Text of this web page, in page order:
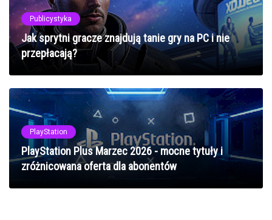
Publicystyka
Jak sprytni gracze znajdują tanie gry na PC i nie
przepłacają?
PlayStation
PlayStation Plus Marzec 2026 - mocne tytuły i
zróżnicowana oferta dla abonentów